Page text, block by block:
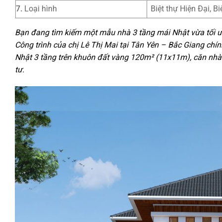
7. Loại hình Biệt thự Hiện Đại,
Bạn đang tìm kiếm một mẫu nhà 3 tầng mái Nhật vừa tối
Công trình của chị Lê Thị Mai tại Tân Yên – Bắc Giang
Nhật 3 tầng trên khuôn đất vàng 120m² (11x11m), căn
tư.